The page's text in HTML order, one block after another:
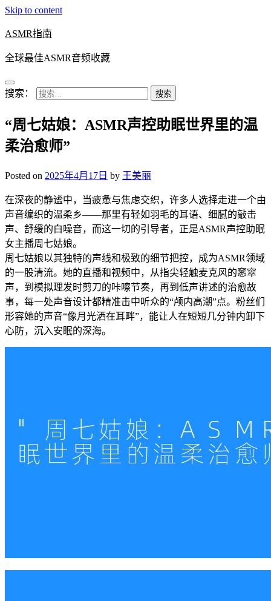
Skip to content
ASMR指南
全球最佳ASMR音频收藏
搜索：
“周七姑娘：ASMR声控助眠世界里的温
柔治愈师”
Posted on 2025年4月17日 by 王美丽
在深夜的静谧中，当疲惫与焦虑交织，许多人选择走进一个由
声音编织的温柔乡——那里有轻如羽毛的耳语、细腻的敲击
声、舒缓的白噪音，而这一切的引导者，正是ASMR声控助眠
女主播周七姑娘。
周七姑娘以其独特的声线和极致的细节把控，成为ASMR领域
的一股清流。她的直播和视频中，从指尖轻触麦克风的窸窣
声，到模拟理发时剪刀的咔嚓节奏，再到低声讲述的治愈故
事，每一处声音设计都精准击中听众的“颅内高潮”点。粉丝们
形容她的声音“像月光洒在耳畔”，能让人在短短几分钟内卸下
心防，沉入安眠的深海。